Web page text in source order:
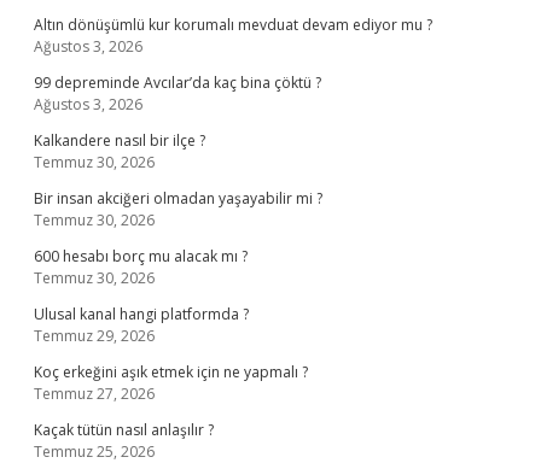
Altın dönüşümlü kur korumalı mevduat devam ediyor mu ?
Ağustos 3, 2026
99 depreminde Avcılar’da kaç bina çöktü ?
Ağustos 3, 2026
Kalkandere nasıl bir ilçe ?
Temmuz 30, 2026
Bir insan akciğeri olmadan yaşayabilir mi ?
Temmuz 30, 2026
600 hesabı borç mu alacak mı ?
Temmuz 30, 2026
Ulusal kanal hangi platformda ?
Temmuz 29, 2026
Koç erkeğini aşık etmek için ne yapmalı ?
Temmuz 27, 2026
Kaçak tütün nasıl anlaşılır ?
Temmuz 25, 2026